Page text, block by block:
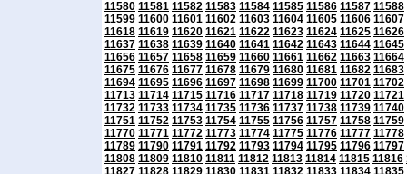
11580 11581 11582 11583 11584 11585 11586 11587 11588
11599 11600 11601 11602 11603 11604 11605 11606 11607
11618 11619 11620 11621 11622 11623 11624 11625 11626
11637 11638 11639 11640 11641 11642 11643 11644 11645
11656 11657 11658 11659 11660 11661 11662 11663 11664
11675 11676 11677 11678 11679 11680 11681 11682 11683
11694 11695 11696 11697 11698 11699 11700 11701 11702
11713 11714 11715 11716 11717 11718 11719 11720 11721
11732 11733 11734 11735 11736 11737 11738 11739 11740
11751 11752 11753 11754 11755 11756 11757 11758 11759
11770 11771 11772 11773 11774 11775 11776 11777 11778
11789 11790 11791 11792 11793 11794 11795 11796 11797
11808 11809 11810 11811 11812 11813 11814 11815 11816
11827 11828 11829 11830 11831 11832 11833 11834 11835